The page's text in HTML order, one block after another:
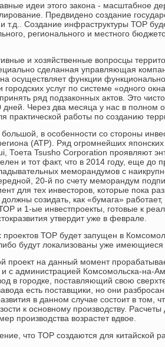
идеи этого закона - масштабное
Предвидено создание
т.д.. Создание инфраструктуры ТОР
регионального и местного
и хозяйственные вопросцы
сделанная управляющая
осуществляет функции
услуг по системе «одного
ряд подзаконных актов. Это
дней. Через два месяца у нас в полном
практической работы по созданию
в особенности со стороны
(АТР). Ряд огромнейших
Тоета Tsusho Corporation проявляют
и тот факт, что в 2014 году, еще до
меморандумов с
20-й по счету меморандум
для тех инвесторов, которые пока
созидать, как «бумага»
и 1-ые инвестпроекты, готовые к
утвердит уже в феврале.
ТОР будет запущен в
будут локализованы уже
проект на данный момент
с администрацией Комсомольска-на-
в городке, поставляющий свою
есть поставщики, но они
в данном случае состоит в том,
к основному производству.
производства возрастет вдвое.
что ТОР создаются для китайской